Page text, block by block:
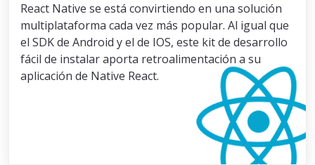
React Native se está convirtiendo en una solución
multiplataforma cada vez más popular. Al igual que
el SDK de Android y el de IOS, este kit de desarrollo
fácil de instalar aporta retroalimentación a su
aplicación de Native React.